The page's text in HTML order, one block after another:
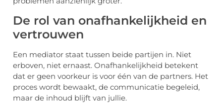
De rol van onafhankelijkheid en
vertrouwen
Een mediator staat tussen beide partijen in. Niet
erboven, niet ernaast. Onafhankelijkheid betekent
dat er geen voorkeur is voor één van de partners. Het
proces wordt bewaakt, de communicatie begeleid,
maar de inhoud blijft van jullie.